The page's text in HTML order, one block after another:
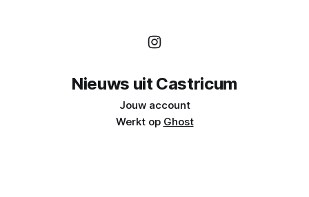
Nieuws uit Castricum
Jouw account
Werkt op Ghost